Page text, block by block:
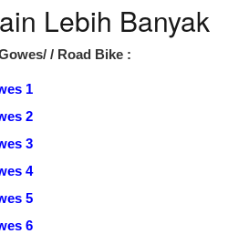
Lebih Banyak
/ Road Bike :
1
2
3
4
5
6